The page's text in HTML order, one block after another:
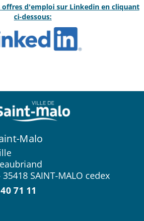
offres d'emploi sur Linkedin en cliquant
ci-dessous:
Malo
35418 SAINT-MALO cedex
71 11